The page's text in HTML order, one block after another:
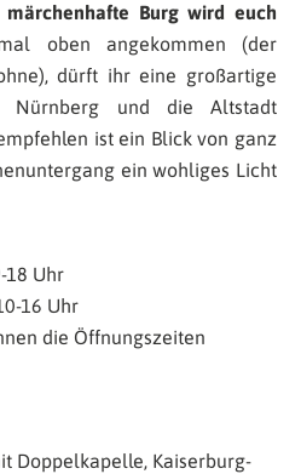
märchenhafte Burg wird euch
oben angekommen (der
dürft ihr eine großartige
Nürnberg und die Altstadt
ist ein Blick von ganz
ein wohliges Licht
18 Uhr
16 Uhr
die Öffnungszeiten
Doppelkapelle, Kaiserburg-